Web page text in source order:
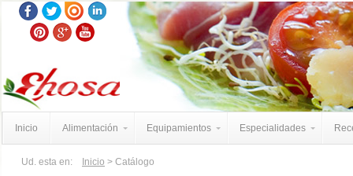
Inicio Alimentación Equipamientos Especialidades
Ud. esta en: Inicio > Catálogo